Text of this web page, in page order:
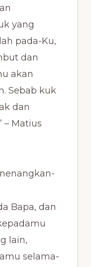
yang
pada-Ku,
dan
akan
Sebab kuk
dan
– Matius
Bapa, dan
lain,
selama-